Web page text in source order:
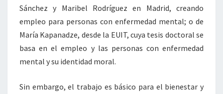
Sánchez y Maribel Rodríguez en Madrid, creando
empleo para personas con enfermedad mental; o de
María Kapanadze, desde la EUIT, cuya tesis doctoral se
basa en el empleo y las personas con enfermedad
mental y su identidad moral.
Sin embargo, el trabajo es básico para el bienestar y